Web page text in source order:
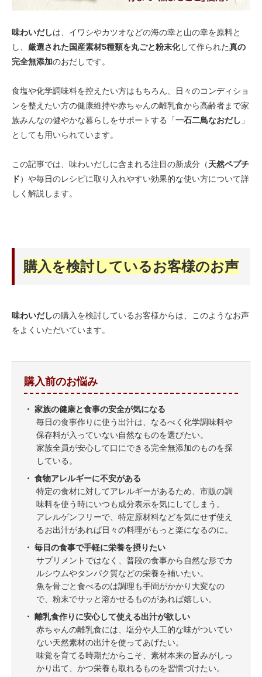
味わいだしは、イワシやカツオなどの海の幸と山の幸を原料と
し、 厳選された国産素材5種類を丸ごと粉末化して作られた真の
完全無添加のおだしです。
食塩や化学調味料を控えたい方はもちろん、日々のコンディショ
ンを整えたい方の健康維持や赤ちゃんの離乳食から高齢者まで家
族みんなの健やかな暮らしをサポートする「一石二鳥なおだし 」
としても用いられています。
この記事では、味わいだしに含まれる注目の新成分（天然ペプチ
ド）や毎日のレシピに取り入れやすい効果的な使い方について詳
しく解説します。
購入を検討しているお客様のお声
味わいだしの購入を検討しているお客様からは、このようなお声
をよくいただいています。
購入前のお悩み
・ 家族の健康と食事の安全が気になる
毎日の食事作りに使う出汁は、なるべく化学調味料や
保存料が入っていない自然なものを選びたい。
家族全員が安心して口にできる完全無添加のものを探
している。
・ 食物アレルギーに不安がある
特定の食材に対してアレルギーがあるため、市販の調
味料を使う時にいつも成分表示を気にしてしまう。
アレルゲンフリーで、特定原材料などを気にせず使え
るお出汁があれば日々の料理がもっと楽になるのに。
・ 毎日の食事で手軽に栄養を摂りたい
サプリメントではなく、普段の食事から自然な形でカ
ルシウムやタンパク質などの栄養を補いたい。
魚を骨ごと食べるのは調理も手間がかかり大変なの
で、粉末でサッと溶かせるものがあれば嬉しい。
・ 離乳食作りに安心して使える出汁が欲しい
赤ちゃんの離乳食には、塩分や人工的な味がついてい
ない天然素材の出汁を使ってあげたい。
味覚を育てる時期だからこそ、素材本来の旨みがしっ
かり出て、かつ栄養も取れるものを習慣づけたい。